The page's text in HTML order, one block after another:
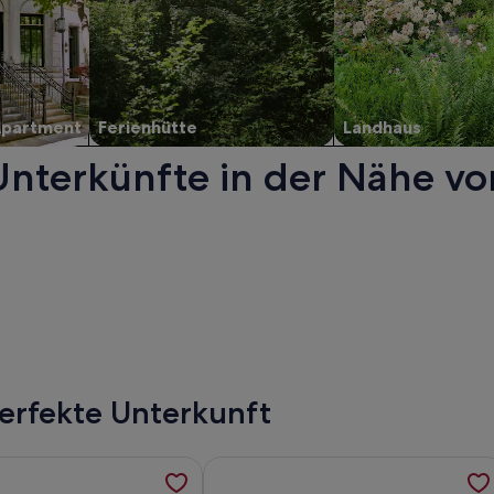
Ferienhütte Landhaus
in der Nähe
Unterkunft